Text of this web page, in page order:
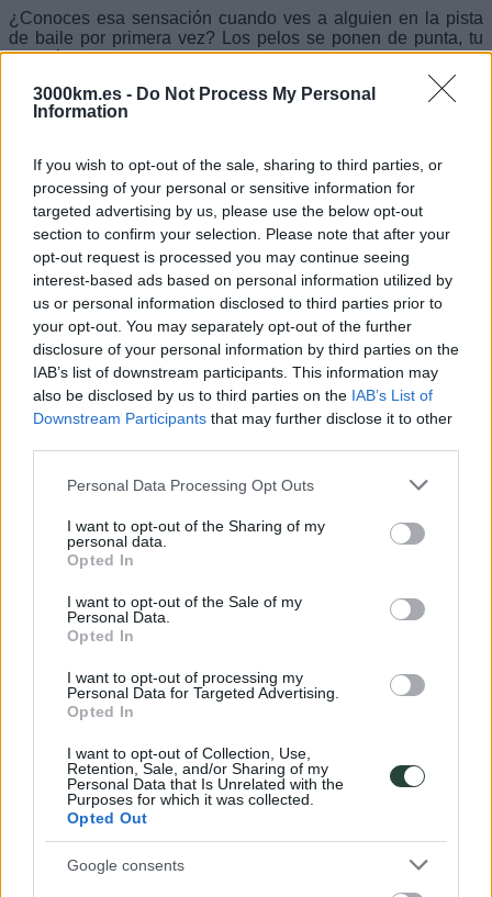
3000km.es - Do Not Process My Personal
Information
If you wish to opt-out of the sale, sharing to third parties, or
processing of your personal or sensitive information for
targeted advertising by us, please use the below opt-out
section to confirm your selection. Please note that after your
opt-out request is processed you may continue seeing
interest-based ads based on personal information utilized by
us or personal information disclosed to third parties prior to
your opt-out. You may separately opt-out of the further
disclosure of your personal information by third parties on the
IAB’s list of downstream participants. This information may
also be disclosed by us to third parties on the IAB’s List of
Downstream Participants that may further disclose it to other
Please note that this website/app uses one or more Google
not limited to your visit or usage behaviour. You may click to
grant or deny consent to Google and its third-party tags to
use your data for below specified purposes in below Google
consent section.
Personal Data Processing Opt Outs
I want to opt-out of the Sharing of my
personal data.
Opted In
I want to opt-out of the Sale of my
Personal Data.
Opted In
I want to opt-out of processing my
Personal Data for Targeted Advertising.
Opted In
I want to opt-out of Collection, Use,
Retention, Sale, and/or Sharing of my
Personal Data that Is Unrelated with the
Purposes for which it was collected.
Opted Out
Google consents
¿Conoces esa sensación cuando ves a alguien en la pista
de baile por primera vez? Los pelos se ponen de punta, tu
corazón late como un bombo, y tienes esta crisis existencial
acerca de ser tan pequeño en este universo… Bueno, esto
pasa cada día durante el trekking de los Annapurnas. Con
cada paso, el escenario cambia y las montañas revelan algo
montañas imponentes o los lugareños sonrientes.
Literalmente es la definición de impresionante.